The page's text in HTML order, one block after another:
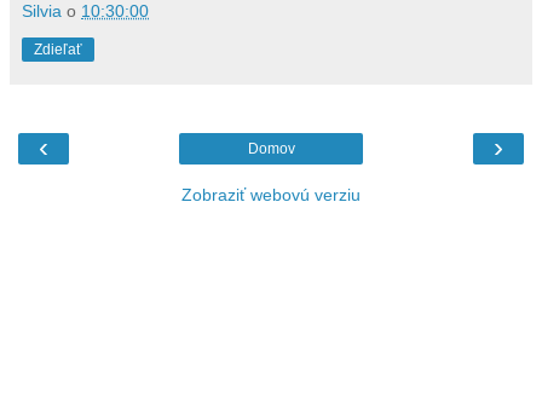
Silvia o 10:30:00
Zdieľať
‹ ›
Domov
Zobraziť webovú verziu